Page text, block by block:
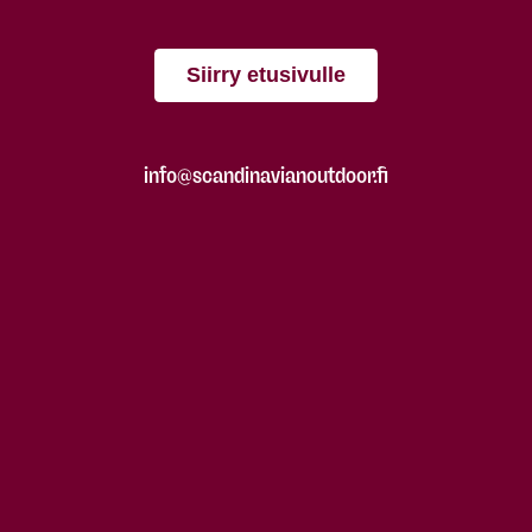
Siirry etusivulle
info@scandinavianoutdoor.fi